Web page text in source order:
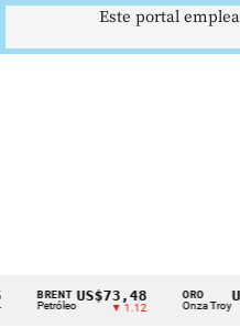
Cintillo
BRENT
Petróleo
US$73,48
▼ 1.12
ORO
Onza Troy
Este portal